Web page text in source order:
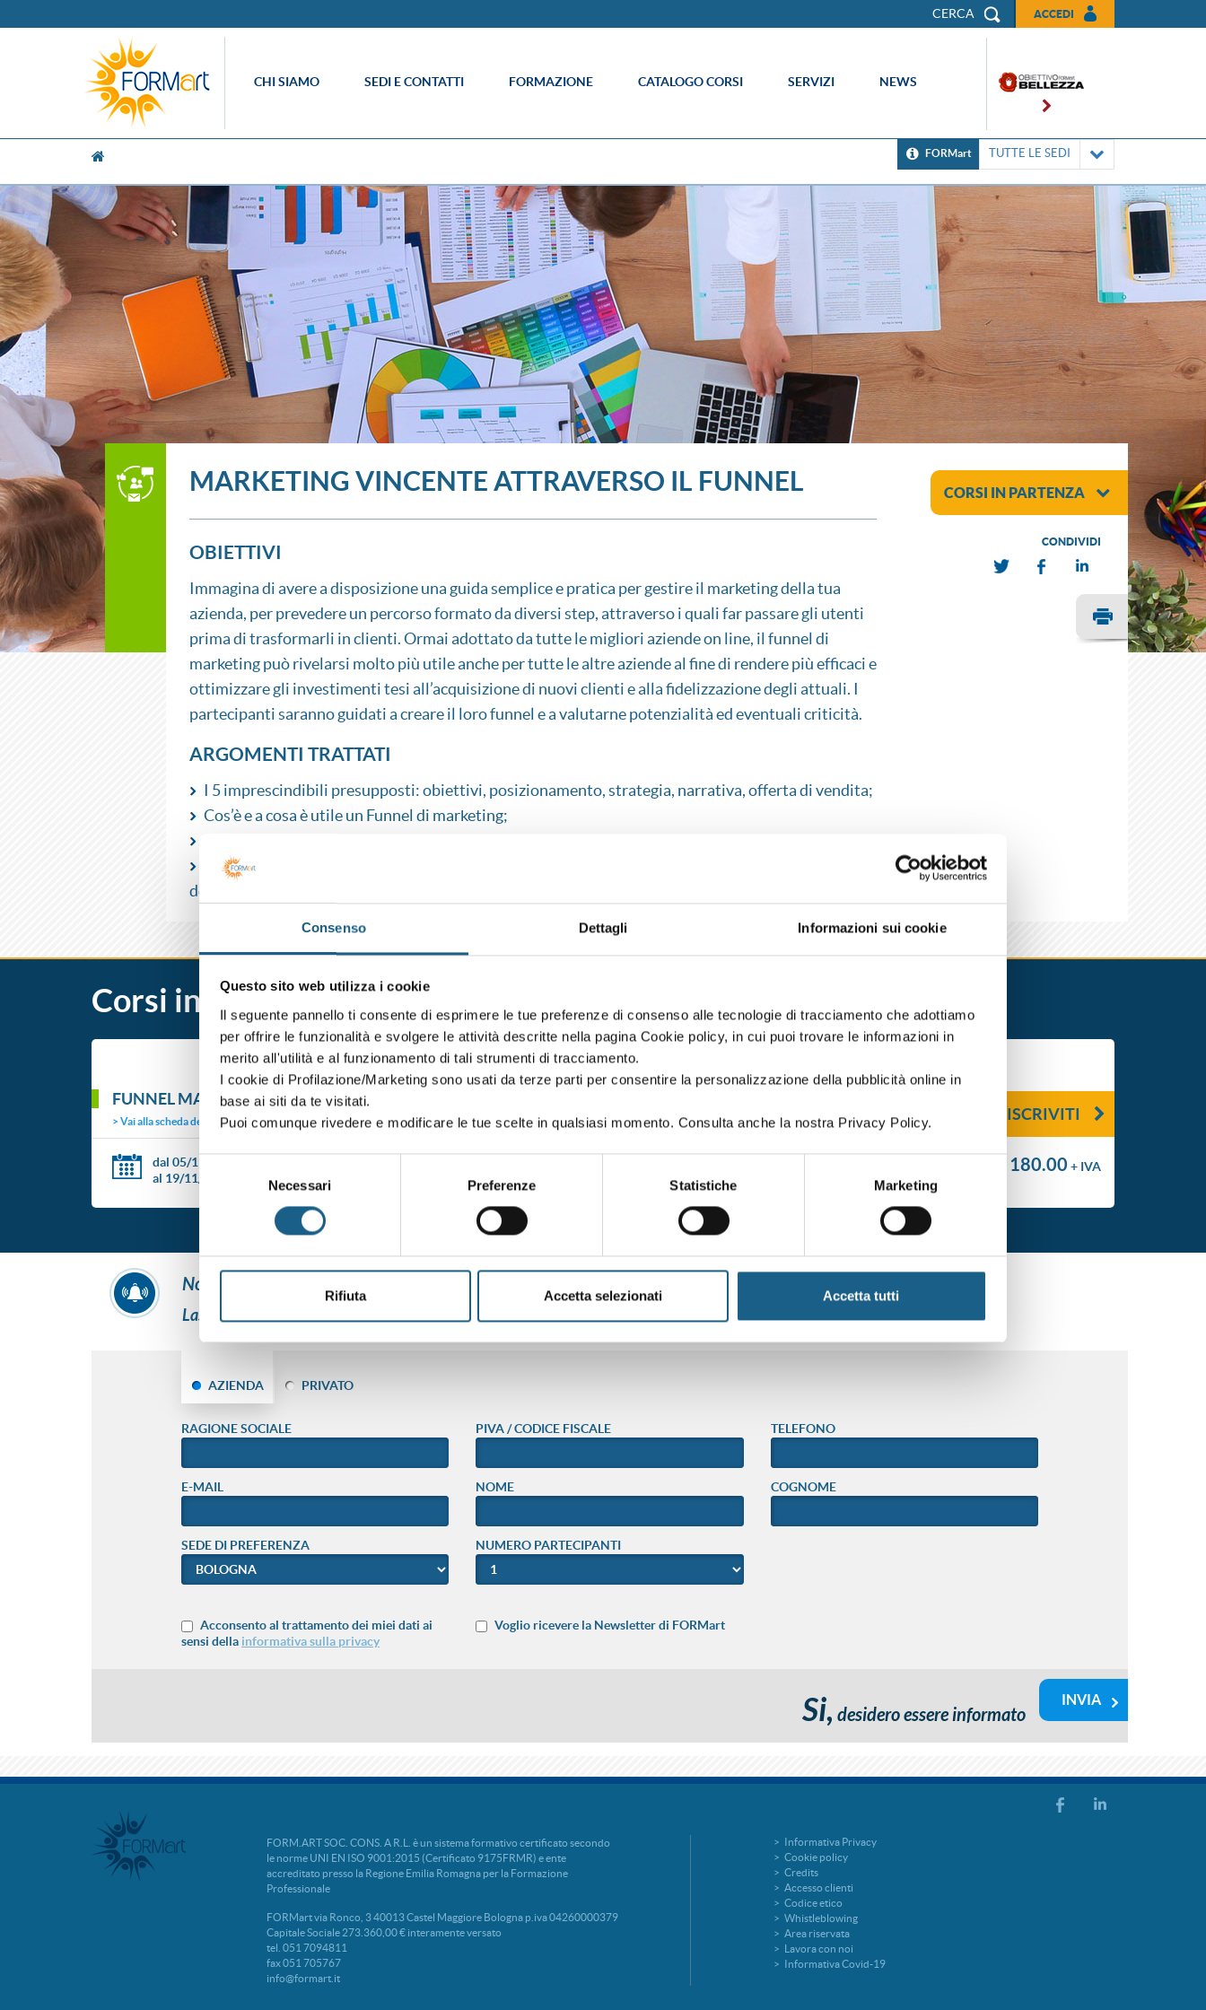
Consenso Dettagli Informazioni sui cookie
Questo sito web utilizza i cookie
Il seguente pannello ti consente di esprimere le tue preferenze di consenso alle tecnologie di tracciamento che adottiamo
per offrire le funzionalità e svolgere le attività descritte nella pagina Cookie policy, in cui puoi trovare le informazioni in
merito all'utilità e al funzionamento di tali strumenti di tracciamento.
I cookie di Profilazione/Marketing sono usati da terze parti per consentire la personalizzazione della pubblicità online in
base ai siti da te visitati.
Puoi comunque rivedere e modificare le tue scelte in qualsiasi momento. Consulta anche la nostra Privacy Policy.
del
consenso
Necessari Preferenze Statistiche Marketing
Rifiuta Accetta selezionati Accetta tutti
ACCEDI
CERCA
CHI SIAMO SEDI E CONTATTI FORMAZIONE CATALOGO CORSI SERVIZI NEWS
FORMart TUTTE LE SEDI
MARKETING VINCENTE ATTRAVERSO IL FUNNEL
OBIETTIVI
Immagina di avere a disposizione una guida semplice e pratica per gestire il marketing della tua
azienda, per prevedere un percorso formato da diversi step, attraverso i quali far passare gli utenti
prima di trasformarli in clienti. Ormai adottato da tutte le migliori aziende on line, il funnel di
marketing può rivelarsi molto più utile anche per tutte le altre aziende al fine di rendere più efficaci e
ottimizzare gli investimenti tesi all’acquisizione di nuovi clienti e alla fidelizzazione degli attuali. I
partecipanti saranno guidati a creare il loro funnel e a valutarne potenzialità ed eventuali criticità.
ARGOMENTI TRATTATI
I 5 imprescindibili presupposti: obiettivi, posizionamento, strategia, narrativa, offerta di vendita;
Cos’è e a cosa è utile un Funnel di marketing;
Le 9 fasi del percorso dell’utente: analisi, traffic, transizione, creazione delle liste, offerta, scala
del valore, lead nurturing, referral, analisi KPI.
CORSI IN PARTENZA
CONDIVIDI
Corsi in partenza
WEBINAR
FUNNEL MARKETING: CHE COS’E’ E COME FARLO - MODALITA' WEBINAR
Vai alla scheda del corso
dal 05/11/2026
al 19/11/2026
ISCRIVITI
€ 180.00 + IVA
non hai trovato ciò che ti interessa? sei interessato ad altre date o sedi?
Lascia i tuoi dati e ti contatteremo per segnalarti le nuove edizioni dei corsi.
AZIENDA PRIVATO
RAGIONE SOCIALE PIVA / CODICE FISCALE TELEFONO
E-MAIL NOME COGNOME
SEDE DI PREFERENZA NUMERO PARTECIPANTI
Acconsento al trattamento dei miei dati ai
sensi della informativa sulla privacy
Voglio ricevere la Newsletter di FORMart
Si, desidero essere informato
FORM.ART SOC. CONS. A R.L. è un sistema formativo certificato secondo
le norme UNI EN ISO 9001:2015 (Certificato 9175FRMR) e ente
accreditato presso la Regione Emilia Romagna per la Formazione
Professionale
FORMart via Ronco, 3 40013 Castel Maggiore Bologna p.iva 04260000379
Capitale Sociale 273.360,00 € interamente versato
tel. 051 7094811
fax 051 705767
info@formart.it
Informativa Privacy
Cookie policy
Credits
Accesso clienti
Codice etico
Whistleblowing
Area riservata
Lavora con noi
Informativa Covid-19